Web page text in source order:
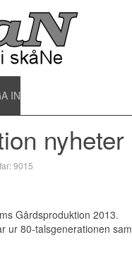
IN
nyheter
9015
Gårdsproduktion 2013.
ur 80-talsgenerationen